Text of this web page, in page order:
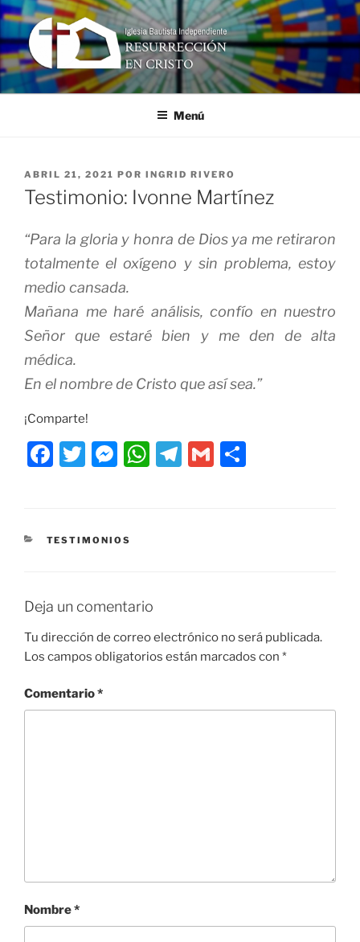
Ir
contenido
RESURRECCIÓN EN CRISTO
Iglesia Bautista Independiente
Menú
PUBLICADO
EN
ABRIL 21, 2021 POR INGRID RIVERO
Testimonio: Ivonne Martínez
“Para la gloria y honra de Dios ya me retiraron
totalmente el oxígeno y sin problema, estoy
medio cansada.
Mañana me haré análisis, confío en nuestro
Señor que estaré bien y me den de alta
médica.
En el nombre de Cristo que así sea.”
¡Comparte!
F
e
o
k
T
er
M
e
er
W
p
T
G
CATEGORÍAS
TESTIMONIOS
Deja un comentario
Tu dirección de correo electrónico no será publicada.
Los campos obligatorios están marcados con *
Comentario*
Nombre*